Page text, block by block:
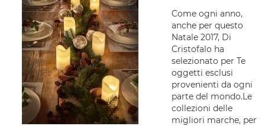
Come ogni anno,
anche per questo
Natale 2017, Di
Cristofalo ha
selezionato per Te
oggetti esclusi
provenienti da ogni
parte del mondo.Le
collezioni delle
migliori marche, per